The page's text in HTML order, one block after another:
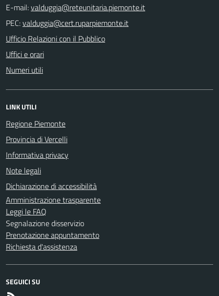
E-mail:
PEC:
Ufficio Relazioni con il Pubblico
Uffici e orari
Numeri utili
LINK UTILI
Regione Piemonte
Provincia di Vercelli
Informativa privacy
Note legali
Dichiarazione di accessibilità
Amministrazione trasparente
Leggi le FAQ
Segnalazione disservizio
Prenotazione appuntamento
Richiesta d'assistenza
SEGUICI SU